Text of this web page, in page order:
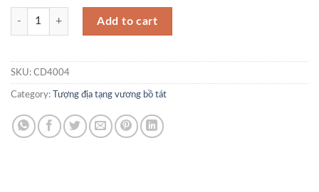
Tượng Phật Địa Tạng Vương Bồ Tát CD4004 quantity
Add to cart
SKU: CD4004
Category: Tượng địa tạng vương bồ tát